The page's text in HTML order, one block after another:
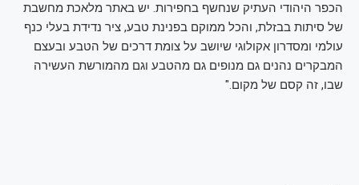
הכפר היהודי העתיק שנחשף בחפירות. יש באתר מלאכת מחשבת
של סיתות בבזלת, והכל ממוקם בפנינת טבע, ציר נדידת בעלי כנף
עולמי ומסדרון אקולוגי שיושב על צומת דרכים של הטבע ובעצם
המבקרים נהנים גם מנופים גם מהטבע וגם מהמורשת העשירה
שבו, זה קסם של מקום."